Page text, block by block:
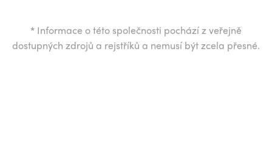
* Informace o této společnosti pochází z veřejně
dostupných zdrojů a rejstříků a nemusí být zcela přesné.